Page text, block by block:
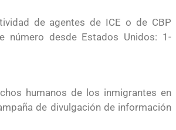
de agentes de ICE o de CBP
número desde Estados Unidos: 1-
humanos de los inmigrantes en
de divulgación de información